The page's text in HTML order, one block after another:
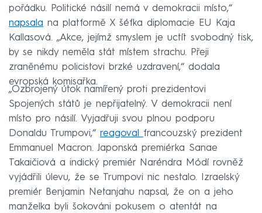
pořádku. Politické násilí nemá v demokracii místo,“
napsala na platformě X šéfka diplomacie EU Kaja
Kallasová. „Akce, jejímž smyslem je uctít svobodný tisk,
by se nikdy neměla stát místem strachu. Přeji
zraněnému policistovi brzké uzdravení,“ dodala
evropská komisařka.
„Ozbrojený útok namířený proti prezidentovi
Spojených států je nepřijatelný. V demokracii není
místo pro násilí. Vyjadřuji svou plnou podporu
Donaldu Trumpovi,“ reagoval francouzský prezident
Emmanuel Macron. Japonská premiérka Sanae
Takaičiová a indický premiér Naréndra Módí rovněž
vyjádřili úlevu, že se Trumpovi nic nestalo. Izraelský
premiér Benjamin Netanjahu napsal, že on a jeho
manželka byli šokováni pokusem o atentát na